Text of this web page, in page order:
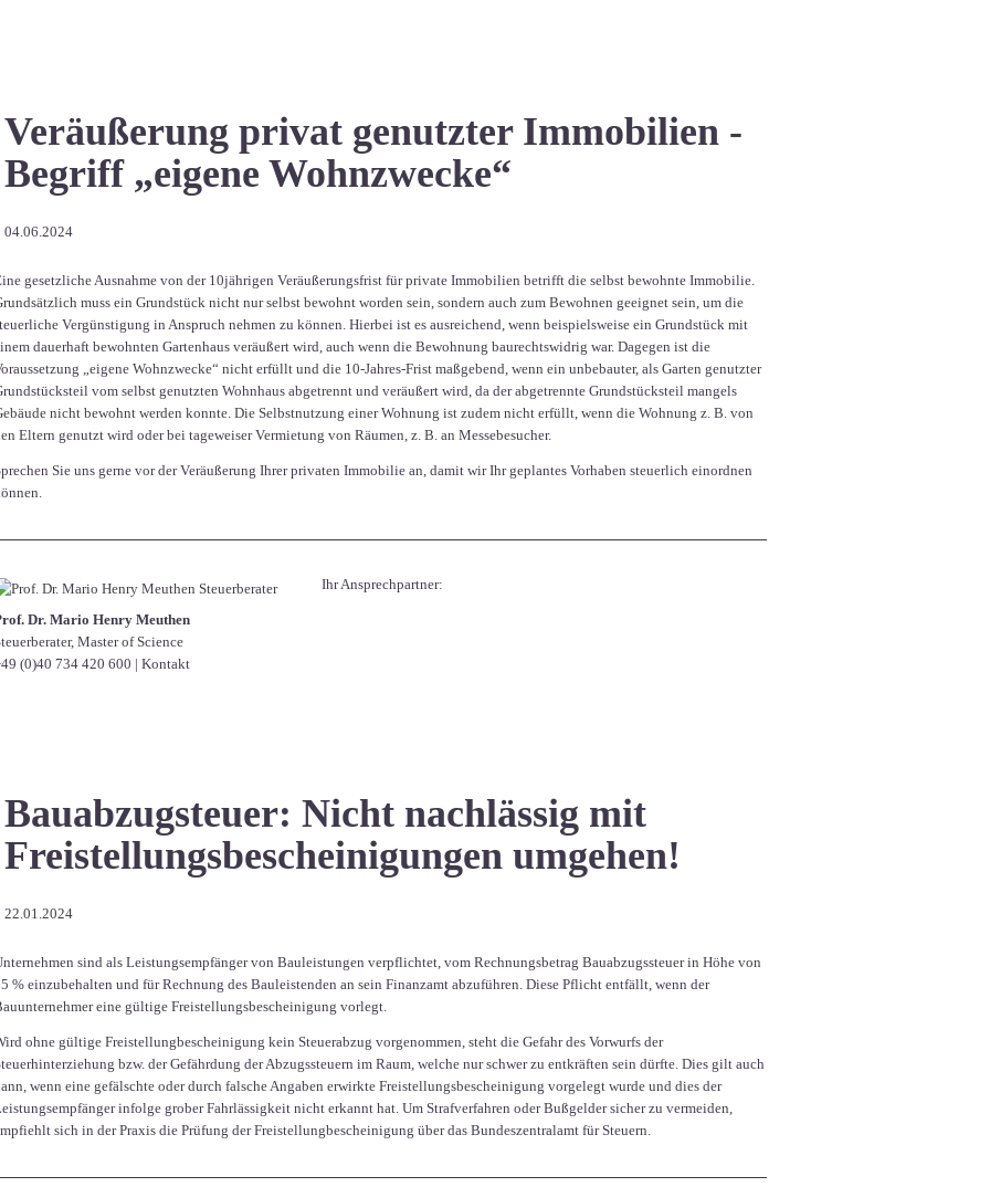
Veräußerung privat genutzter Immobilien -
Begriff „eigene Wohnzwecke“
04.06.2024
gesetzliche Ausnahme von der 10jährigen Veräußerungsfrist für private Immobilien betrifft die selbst bewohnte Immobilie.
muss ein Grundstück nicht nur selbst bewohnt worden sein, sondern auch zum Bewohnen geeignet sein, um die
Vergünstigung in Anspruch nehmen zu können. Hierbei ist es ausreichend, wenn beispielsweise ein Grundstück mit
dauerhaft bewohnten Gartenhaus veräußert wird, auch wenn die Bewohnung baurechtswidrig war. Dagegen ist die
„eigene Wohnzwecke“ nicht erfüllt und die 10-Jahres-Frist maßgebend, wenn ein unbebauter, als Garten genutzter
vom selbst genutzten Wohnhaus abgetrennt und veräußert wird, da der abgetrennte Grundstücksteil mangels
nicht bewohnt werden konnte. Die Selbstnutzung einer Wohnung ist zudem nicht erfüllt, wenn die Wohnung z. B. von
Eltern genutzt wird oder bei tageweiser Vermietung von Räumen, z. B. an Messebesucher.
Sie uns gerne vor der Veräußerung Ihrer privaten Immobilie an, damit wir Ihr geplantes Vorhaben steuerlich einordnen
Ihr Ansprechpartner:
Dr. Mario Henry Meuthen
Master of Science
(0)40 734 420 600 | Kontakt
Bauabzugsteuer: Nicht nachlässig mit
Freistellungsbescheinigungen umgehen!
22.01.2024
sind als Leistungsempfänger von Bauleistungen verpflichtet, vom Rechnungsbetrag Bauabzugssteuer in Höhe von
% einzubehalten und für Rechnung des Bauleistenden an sein Finanzamt abzuführen. Diese Pflicht entfällt, wenn der
eine gültige Freistellungsbescheinigung vorlegt.
ohne gültige Freistellungbescheinigung kein Steuerabzug vorgenommen, steht die Gefahr des Vorwurfs der
bzw. der Gefährdung der Abzugssteuern im Raum, welche nur schwer zu entkräften sein dürfte. Dies gilt auch
wenn eine gefälschte oder durch falsche Angaben erwirkte Freistellungsbescheinigung vorgelegt wurde und dies der
infolge grober Fahrlässigkeit nicht erkannt hat. Um Strafverfahren oder Bußgelder sicher zu vermeiden,
sich in der Praxis die Prüfung der Freistellungbescheinigung über das Bundeszentralamt für Steuern.